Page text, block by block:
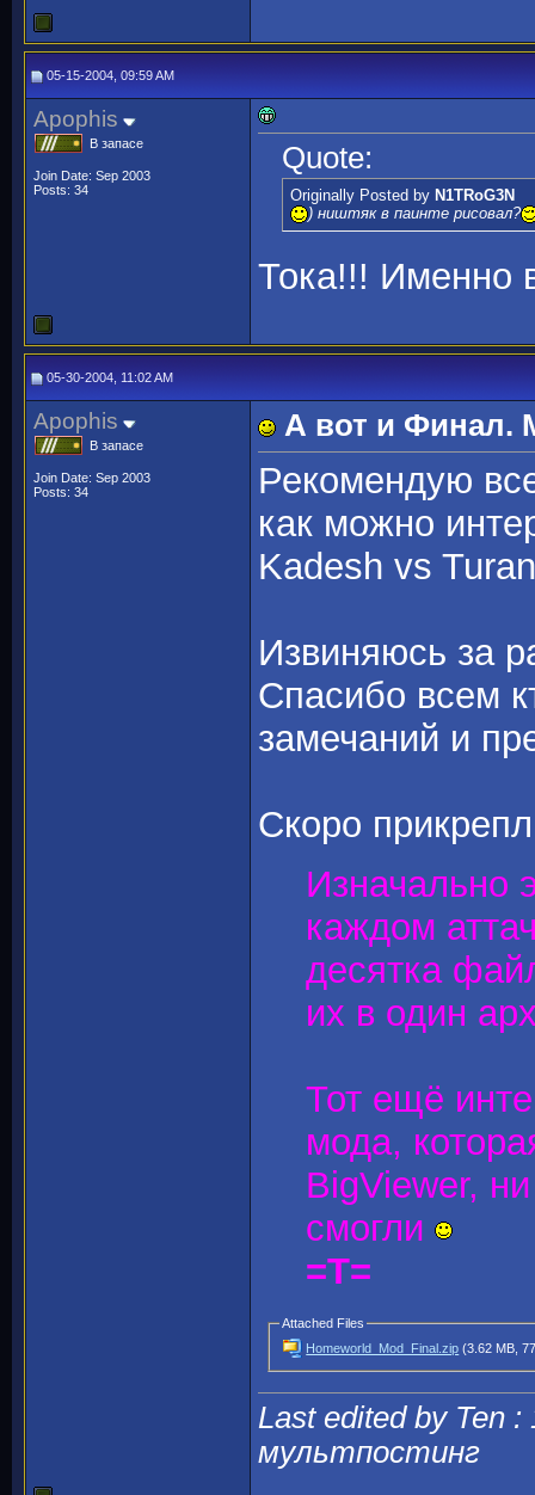
05-15-2004, 09:59 AM
Apophis
В запасе
Join Date: Sep 2003
Posts: 34
Quote:
Originally Posted by N1TRoG3N
) ништяк в паинте рисовал?
Тока!!! Именно
05-30-2004, 11:02 AM
Apophis
В запасе
Join Date: Sep 2003
Posts: 34
А вот и Финал.
Рекомендую
как можно
Kadesh vs
Извиняюсь за
Спасибо всем
замечаний и
Скоро
Изначально
каждом
десятка
их в один
Тот ещё
мода,
BigViewer,
смогли
=T=
Attached Files
Homeworld_Mod_Final.zip (3.62 MB,
Last edited by Ten
мультпостинг